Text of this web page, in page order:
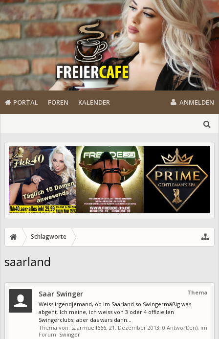
PORTAL FOREN KALENDER ANMELDEN
Schlagworte
saarland
Thema
Saar Swinger
Weiss irgendjemand, ob im Saarland so Swingermäßig was
abgeht. Ich meine, ich weiss von 3 oder 4 offiziellen
Swingerclubs, aber das wars dann...
Thema von: saarmuell666, 21. Dezember 2013, 0 Antwort(en), im
Forum: Swinger